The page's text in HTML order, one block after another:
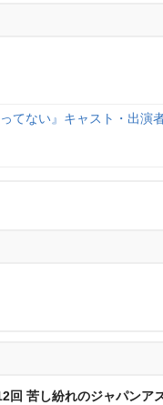
てない』キャスト・出演
回 苦し紛れのジャパンア